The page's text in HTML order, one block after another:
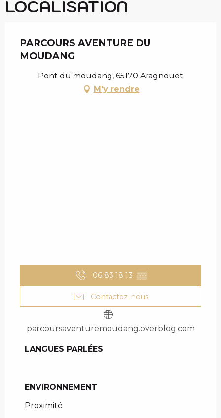
LOCALISATION
PARCOURS AVENTURE DU
MOUDANG
Pont du moudang, 65170 Aragnouet
M'y rendre
06 83 18 13 ▒▒
Contactez-nous
parcoursaventuremoudang.overblog.com
LANGUES PARLÉES
LANGUES PARLÉES
ENVIRONNEMENT
ENVIRONNEMENT
Proximité